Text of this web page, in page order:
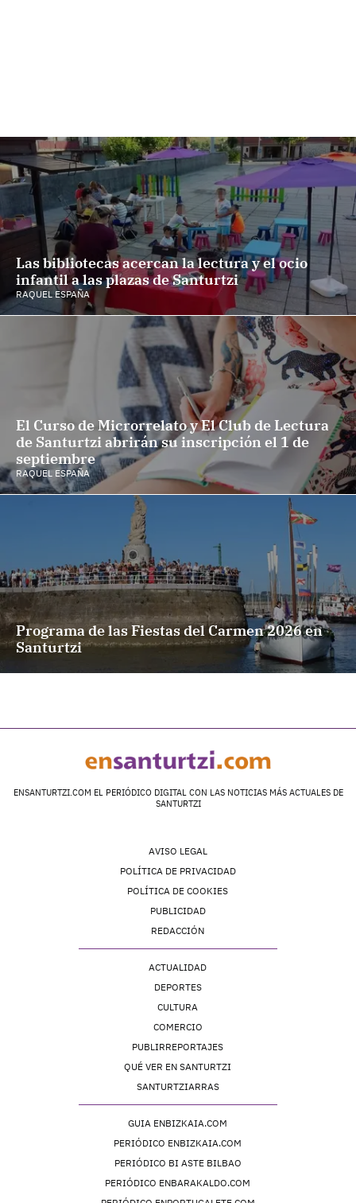
Las bibliotecas acercan la lectura y el ocio
infantil a las plazas de Santurtzi
RAQUEL ESPAÑA
El Curso de Microrrelato y El Club de Lectura
de Santurtzi abrirán su inscripción el 1 de
septiembre
RAQUEL ESPAÑA
Programa de las Fiestas del Carmen 2026 en
Santurtzi
ENSANTURTZI.COM EL PERIÓDICO DIGITAL CON LAS NOTICIAS MÁS ACTUALES DE
SANTURTZI
AVISO LEGAL
POLÍTICA DE PRIVACIDAD
POLÍTICA DE COOKIES
PUBLICIDAD
REDACCIÓN
ACTUALIDAD
DEPORTES
CULTURA
COMERCIO
PUBLIRREPORTAJES
QUÉ VER EN SANTURTZI
SANTURTZIARRAS
GUIA ENBIZKAIA.COM
PERIÓDICO ENBIZKAIA.COM
PERIÓDICO BI ASTE BILBAO
PERIÓDICO ENBARAKALDO.COM